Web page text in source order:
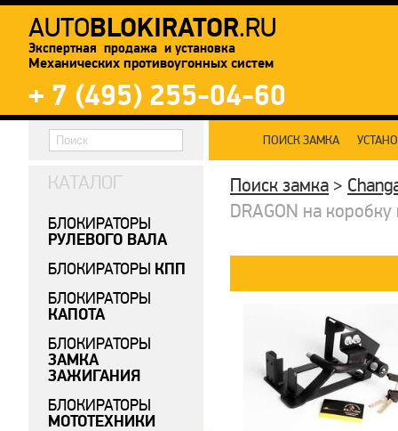
AUTOBLOKIRATOR.RU
Экспертная продажа и установка
Механических противоугонных систем
+ 7 (495) 255-04-60
ПОИСК ЗАМКА
Поиск замка >
DRAGON на
КАТАЛОГ
БЛОКИРАТОРЫ
РУЛЕВОГО ВАЛА
БЛОКИРАТОРЫ КПП
БЛОКИРАТОРЫ
КАПОТА
БЛОКИРАТОРЫ
ЗАМКА
ЗАЖИГАНИЯ
БЛОКИРАТОРЫ
МОТОТЕХНИКИ